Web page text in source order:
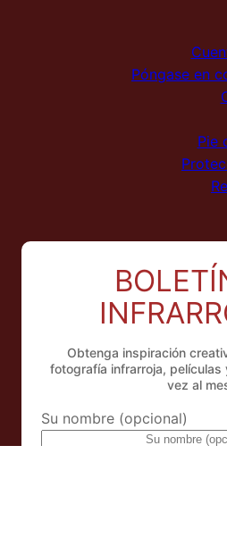
Póngase en
Pie
Obtenga inspiración
fotografía infrarroja, películas
vez al
Su nombre (opcional)